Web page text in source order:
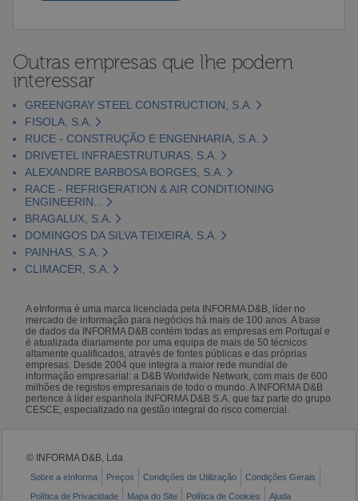
Outras empresas que lhe podem
interessar
GREENGRAY STEEL CONSTRUCTION, S.A.
FISOLA, S.A.
RUCE - CONSTRUÇÃO E ENGENHARIA, S.A.
DRIVETEL INFRAESTRUTURAS, S.A.
ALEXANDRE BARBOSA BORGES, S.A.
RACE - REFRIGERATION & AIR CONDITIONING
ENGINEERIN...
BRAGALUX, S.A.
DOMINGOS DA SILVA TEIXEIRA, S.A.
PAINHAS, S.A.
CLIMACER, S.A.
A eInforma é uma marca licenciada pela INFORMA D&B, líder no
mercado de informação para negócios há mais de 100 anos. A base
de dados da INFORMA D&B contém todas as empresas em Portugal e
é atualizada diariamente por uma equipa de mais de 50 técnicos
altamente qualificados, através de fontes públicas e das próprias
empresas. Desde 2004 que integra a maior rede mundial de
informação empresarial: a D&B Worldwide Network, com mais de 600
milhões de registos empresariais de todo o mundo. A INFORMA D&B
pertence à líder espanhola INFORMA D&B S.A. que faz parte do grupo
CESCE, especializado na gestão integral do risco comercial.
© INFORMA D&B, Lda
Sobre a eInforma Preços Condições de Utilização
Condições Gerais
Política de Privacidade
Mapa do Site Política de Cookies Ajuda